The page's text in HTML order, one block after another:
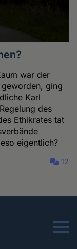
war der
ging
Karl
des
Ethikrates tat
eigentlich?
12
Menu